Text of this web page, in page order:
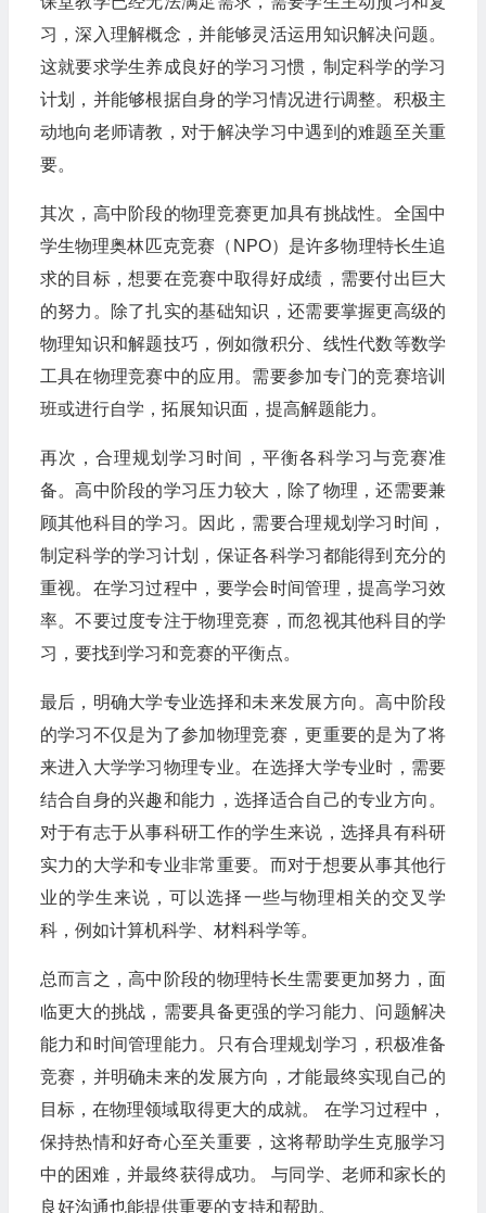
习，深入理解概念，并能够灵活运用知识解决问题。
这就要求学生养成良好的学习习惯，制定科学的学习
计划，并能够根据自身的学习情况进行调整。积极主
动地向老师请教，对于解决学习中遇到的难题至关重
要。
其次，高中阶段的物理竞赛更加具有挑战性。全国中
学生物理奥林匹克竞赛（NPO）是许多物理特长生追
求的目标，想要在竞赛中取得好成绩，需要付出巨大
的努力。除了扎实的基础知识，还需要掌握更高级的
物理知识和解题技巧，例如微积分、线性代数等数学
工具在物理竞赛中的应用。需要参加专门的竞赛培训
班或进行自学，拓展知识面，提高解题能力。
再次，合理规划学习时间，平衡各科学习与竞赛准
备。高中阶段的学习压力较大，除了物理，还需要兼
顾其他科目的学习。因此，需要合理规划学习时间，
制定科学的学习计划，保证各科学习都能得到充分的
重视。在学习过程中，要学会时间管理，提高学习效
率。不要过度专注于物理竞赛，而忽视其他科目的学
习，要找到学习和竞赛的平衡点。
最后，明确大学专业选择和未来发展方向。高中阶段
的学习不仅是为了参加物理竞赛，更重要的是为了将
来进入大学学习物理专业。在选择大学专业时，需要
结合自身的兴趣和能力，选择适合自己的专业方向。
对于有志于从事科研工作的学生来说，选择具有科研
实力的大学和专业非常重要。而对于想要从事其他行
业的学生来说，可以选择一些与物理相关的交叉学
科，例如计算机科学、材料科学等。
总而言之，高中阶段的物理特长生需要更加努力，面
临更大的挑战，需要具备更强的学习能力、问题解决
能力和时间管理能力。只有合理规划学习，积极准备
竞赛，并明确未来的发展方向，才能最终实现自己的
目标，在物理领域取得更大的成就。 在学习过程中，
保持热情和好奇心至关重要，这将帮助学生克服学习
中的困难，并最终获得成功。 与同学、老师和家长的
良好沟通也能提供重要的支持和帮助。